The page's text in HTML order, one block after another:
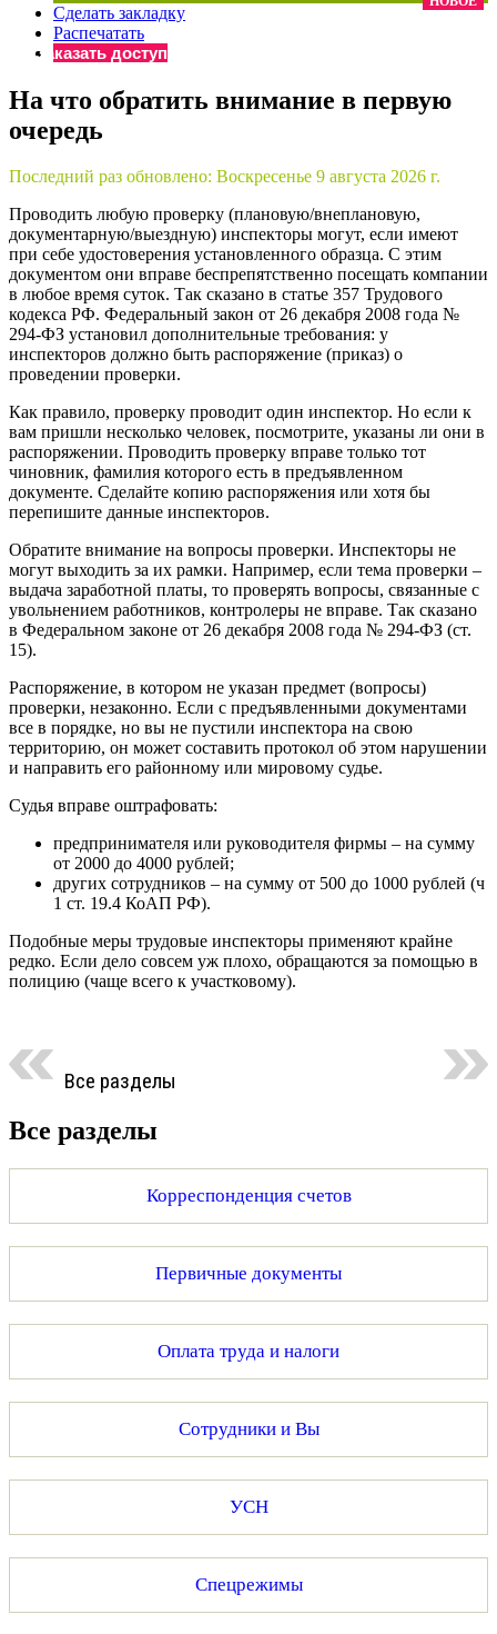
Бератор
«Практическая энциклопедия бухгалтера»
«Нормативные акты для бухгалтера»
Материалы электронного журнала
«Практическая бухгалтерия»
Онлайн-сервисы «Учетная политика» и «Алгоритмы для
Просто заполните форму, и мы вышлем вам на почту
Сделать закладку
Распечатать
Заказать доступ
На что обратить внимание в первую
очередь
Последний раз обновлено: Воскресенье 9 августа 2026 г.
Проводить любую проверку (плановую/внеплановую,
документарную/выездную) инспекторы могут, если имеют
при себе удостоверения установленного образца. С этим
документом они вправе беспрепятственно посещать компании
в любое время суток. Так сказано в статье 357 Трудового
кодекса РФ. Федеральный закон от 26 декабря 2008 года №
294-ФЗ установил дополнительные требования: у
инспекторов должно быть распоряжение (приказ) о
проведении проверки.
Как правило, проверку проводит один инспектор. Но если к
вам пришли несколько человек, посмотрите, указаны ли они в
распоряжении. Проводить проверку вправе только тот
чиновник, фамилия которого есть в предъявленном
документе. Сделайте копию распоряжения или хотя бы
перепишите данные инспекторов.
Обратите внимание на вопросы проверки. Инспекторы не
могут выходить за их рамки. Например, если тема проверки –
выдача заработной платы, то проверять вопросы, связанные с
увольнением работников, контролеры не вправе. Так сказано
в Федеральном законе от 26 декабря 2008 года № 294-ФЗ (ст.
15).
Распоряжение, в котором не указан предмет (вопросы)
проверки, незаконно. Если с предъявленными документами
все в порядке, но вы не пустили инспектора на свою
территорию, он может составить протокол об этом нарушении
и направить его районному или мировому судье.
Судья вправе оштрафовать:
предпринимателя или руководителя фирмы – на сумму
от 2000 до 4000 рублей;
других сотрудников – на сумму от 500 до 1000 рублей (ч
1 ст. 19.4 КоАП РФ).
Подобные меры трудовые инспекторы применяют крайне
редко. Если дело совсем уж плохо, обращаются за помощью в
полицию (чаще всего к участковому).
Все разделы
Все разделы
Корреспонденция счетов
Первичные документы
Оплата труда и налоги
Сотрудники и Вы
УСН
Спецрежимы